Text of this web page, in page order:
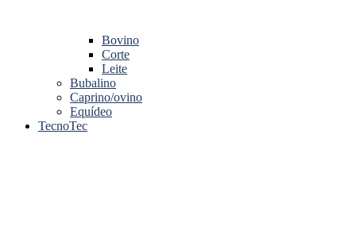
Bovino
Corte
Leite
Bubalino
Caprino/ovino
Equídeo
TecnoTec